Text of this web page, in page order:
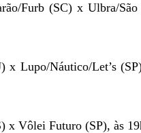
Furb (SC) x Ulbra/
x Lupo/Náutico/Let’s
x Vôlei Futuro (SP), às